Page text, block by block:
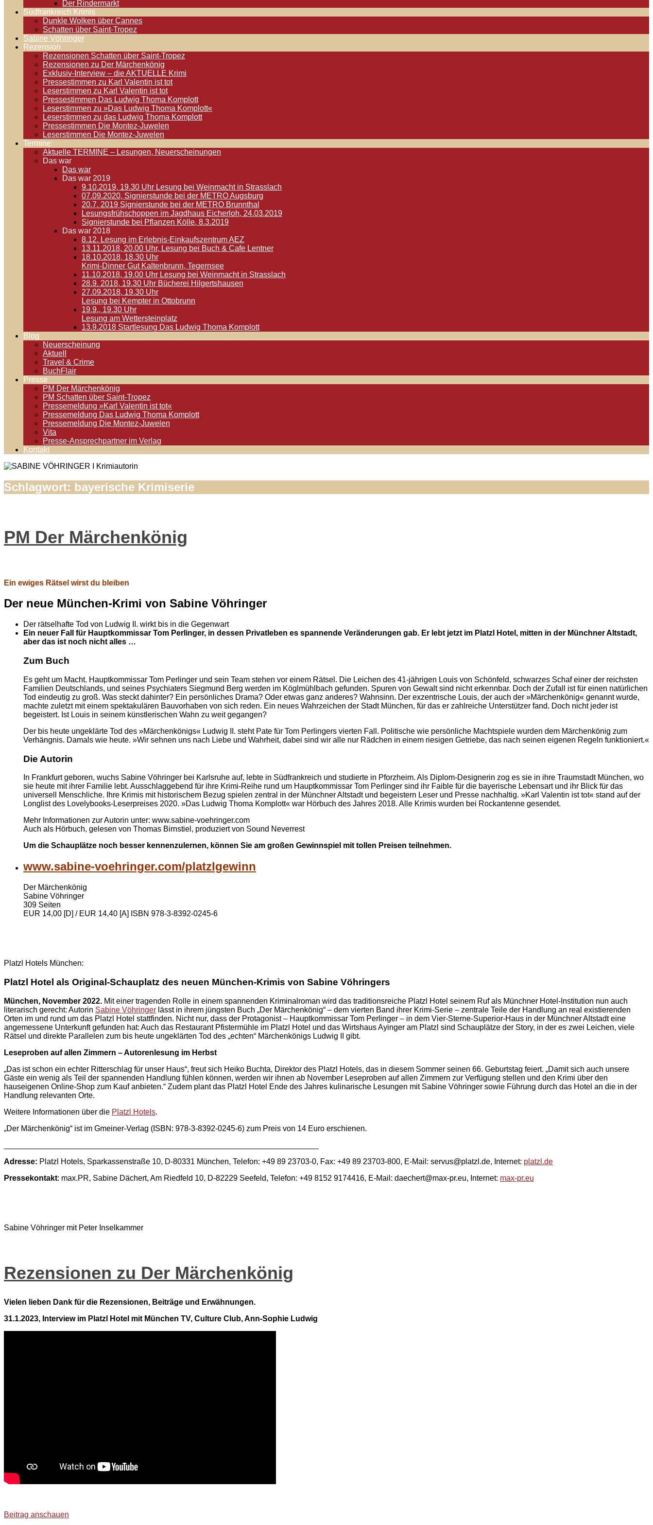
Der Rindermarkt
Südfrankreich Krimis
Dunkle Wolken über Cannes
Schatten über Saint-Tropez
Sabine Vöhringer
Rezension
Rezensionen Schatten über Saint-Tropez
Rezensionen zu Der Märchenkönig
Exklusiv-Interview – die AKTUELLE Krimi
Pressestimmen zu Karl Valentin ist tot
Leserstimmen zu Karl Valentin ist tot
Pressestimmen Das Ludwig Thoma Komplott
Leserstimmen zu »Das Ludwig Thoma Komplott«
Leserstimmen zu das Ludwig Thoma Komplott
Pressestimmen Die Montez-Juwelen
Leserstimmen Die Montez-Juwelen
Termine
Aktuelle TERMINE – Lesungen, Neuerscheinungen
Das war
Das war
Das war 2019
9.10.2019, 19.30 Uhr Lesung bei Weinmacht in Strasslach
07.09.2020, Signierstunde bei der METRO Augsburg
20.7. 2019 Signierstunde bei der METRO Brunnthal
Lesungsfrühschoppen im Jagdhaus Eicherloh, 24.03.2019
Signierstunde bei Pflanzen Kölle, 8.3.2019
Das war 2018
8.12. Lesung im Erlebnis-Einkaufszentrum AEZ
13.11.2018, 20.00 Uhr, Lesung bei Buch & Cafe Lentner
18.10.2018, 18.30 Uhr
Krimi-Dinner Gut Kaltenbrunn, Tegernsee
11.10.2018, 19.00 Uhr Lesung bei Weinmacht in Strasslach
28.9. 2018, 19.30 Uhr Bücherei Hilgertshausen
27.09.2018, 19.30 Uhr
Lesung bei Kempter in Ottobrunn
19.9., 19.30 Uhr
Lesung am Wettersteinplatz
13.9.2018 Startlesung Das Ludwig Thoma Komplott
Blog
Neuerscheinung
Aktuell
Travel & Crime
BuchFlair
Presse
PM Der Märchenkönig
PM Schatten über Saint-Tropez
Pressemeldung »Karl Valentin ist tot«
Pressemeldung Das Ludwig Thoma Komplott
Pressemeldung Die Montez-Juwelen
Vita
Presse-Ansprechpartner im Verlag
Kontakt
Schlagwort: bayerische Krimiserie
PM Der Märchenkönig
Ein ewiges Rätsel wirst du bleiben
Der neue München-Krimi von Sabine Vöhringer
Der rätselhafte Tod von Ludwig II. wirkt bis in die Gegenwart
Ein neuer Fall für Hauptkommissar Tom Perlinger, in dessen Privatleben es spannende Veränderungen gab. Er lebt jetzt im Platzl Hotel, mitten in der Münchner Altstadt,
aber das ist noch nicht alles …
Zum Buch
Es geht um Macht. Hauptkommissar Tom Perlinger und sein Team stehen vor einem Rätsel. Die Leichen des 41-jährigen Louis von Schönfeld, schwarzes Schaf einer der reichsten
Familien Deutschlands, und seines Psychiaters Siegmund Berg werden im Köglmühlbach gefunden. Spuren von Gewalt sind nicht erkennbar. Doch der Zufall ist für einen natürlichen
Tod eindeutig zu groß. Was steckt dahinter? Ein persönliches Drama? Oder etwas ganz anderes? Wahnsinn. Der exzentrische Louis, der auch der »Märchenkönig« genannt wurde,
machte zuletzt mit einem spektakulären Bauvorhaben von sich reden. Ein neues Wahrzeichen der Stadt München, für das er zahlreiche Unterstützer fand. Doch nicht jeder ist
begeistert. Ist Louis in seinem künstlerischen Wahn zu weit gegangen?
Der bis heute ungeklärte Tod des »Märchenkönigs« Ludwig II. steht Pate für Tom Perlingers vierten Fall. Politische wie persönliche Machtspiele wurden dem Märchenkönig zum
Verhängnis. Damals wie heute. »Wir sehnen uns nach Liebe und Wahrheit, dabei sind wir alle nur Rädchen in einem riesigen Getriebe, das nach seinen eigenen Regeln funktioniert.«
Die Autorin
In Frankfurt geboren, wuchs Sabine Vöhringer bei Karlsruhe auf, lebte in Südfrankreich und studierte in Pforzheim. Als Diplom-Designerin zog es sie in ihre Traumstadt München, wo
sie heute mit ihrer Familie lebt. Ausschlaggebend für ihre Krimi-Reihe rund um Hauptkommissar Tom Perlinger sind ihr Faible für die bayerische Lebensart und ihr Blick für das
universell Menschliche. Ihre Krimis mit historischem Bezug spielen zentral in der Münchner Altstadt und begeistern Leser und Presse nachhaltig. »Karl Valentin ist tot« stand auf der
Longlist des Lovelybooks-Leserpreises 2020. »Das Ludwig Thoma Komplott« war Hörbuch des Jahres 2018. Alle Krimis wurden bei Rockantenne gesendet.
Mehr Informationen zur Autorin unter: www.sabine-voehringer.com
Auch als Hörbuch, gelesen von Thomas Birnstiel, produziert von Sound Neverrest
Um die Schauplätze noch besser kennenzulernen, können Sie am großen Gewinnspiel mit tollen Preisen teilnehmen.
www.sabine-voehringer.com/platzlgewinn
Der Märchenkönig
Sabine Vöhringer
309 Seiten
EUR 14,00 [D] / EUR 14,40 [A] ISBN 978-3-8392-0245-6
Platzl Hotels München:
Platzl Hotel als Original-Schauplatz des neuen München-Krimis von Sabine Vöhringers
München, November 2022. Mit einer tragenden Rolle in einem spannenden Kriminalroman wird das traditionsreiche Platzl Hotel seinem Ruf als Münchner Hotel-Institution nun auch
literarisch gerecht: Autorin Sabine Vöhringer lässt in ihrem jüngsten Buch „Der Märchenkönig“ – dem vierten Band ihrer Krimi-Serie – zentrale Teile der Handlung an real existierenden
Orten im und rund um das Platzl Hotel stattfinden. Nicht nur, dass der Protagonist – Hauptkommissar Tom Perlinger – in dem Vier-Sterne-Superior-Haus in der Münchner Altstadt eine
angemessene Unterkunft gefunden hat: Auch das Restaurant Pfistermühle im Platzl Hotel und das Wirtshaus Ayinger am Platzl sind Schauplätze der Story, in der es zwei Leichen, viele
Rätsel und direkte Parallelen zum bis heute ungeklärten Tod des „echten“ Märchenkönigs Ludwig II gibt.
Leseproben auf allen Zimmern – Autorenlesung im Herbst
„Das ist schon ein echter Ritterschlag für unser Haus“, freut sich Heiko Buchta, Direktor des Platzl Hotels, das in diesem Sommer seinen 66. Geburtstag feiert. „Damit sich auch unsere
Gäste ein wenig als Teil der spannenden Handlung fühlen können, werden wir ihnen ab November Leseproben auf allen Zimmern zur Verfügung stellen und den Krimi über den
hauseigenen Online-Shop zum Kauf anbieten.“ Zudem plant das Platzl Hotel Ende des Jahres kulinarische Lesungen mit Sabine Vöhringer sowie Führung durch das Hotel an die in der
Handlung relevanten Orte.
Weitere Informationen über die Platzl Hotels.
„Der Märchenkönig“ ist im Gmeiner-Verlag (ISBN: 978-3-8392-0245-6) zum Preis von 14 Euro erschienen.
Adresse: Platzl Hotels, Sparkassenstraße 10, D-80331 München, Telefon: +49 89 23703-0, Fax: +49 89 23703-800, E-Mail: servus@platzl.de, Internet: platzl.de
Pressekontakt: max.PR, Sabine Dächert, Am Riedfeld 10, D-82229 Seefeld, Telefon: +49 8152 9174416, E-Mail: daechert@max-pr.eu, Internet: max-pr.eu
Sabine Vöhringer mit Peter Inselkammer
Rezensionen zu Der Märchenkönig
Vielen lieben Dank für die Rezensionen, Beiträge und Erwähnungen.
31.1.2023, Interview im Platzl Hotel mit München TV, Culture Club, Ann-Sophie Ludwig
Beitrag anschauen